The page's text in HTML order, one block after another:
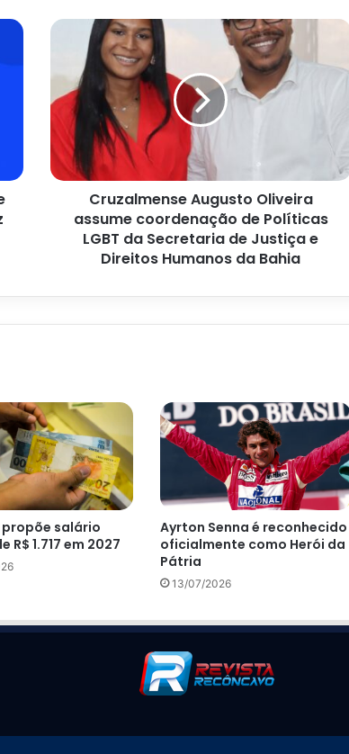
Cruzalmense
Augusto
Oliveira
assume
coordenação
de
Políticas
LGBT
da
Secretaria
Justiça
Bahia
Cruzalmense Augusto Oliveira
assume coordenação de Políticas
LGBT da Secretaria de Justiça e
Direitos Humanos da Bahia
propõe salário
R$ 1.717 em 2027
Ayrton Senna é reconhecido
oficialmente como Herói da
Pátria
13/07/2026